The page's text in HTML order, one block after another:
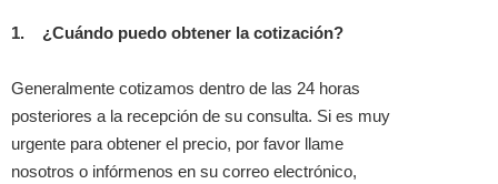
1. ¿Cuándo puedo obtener la cotización?
Generalmente cotizamos dentro de las 24 horas
posteriores a la recepción de su consulta. Si es muy
urgente para obtener el precio, por favor llame
nosotros o infórmenos en su correo electrónico,